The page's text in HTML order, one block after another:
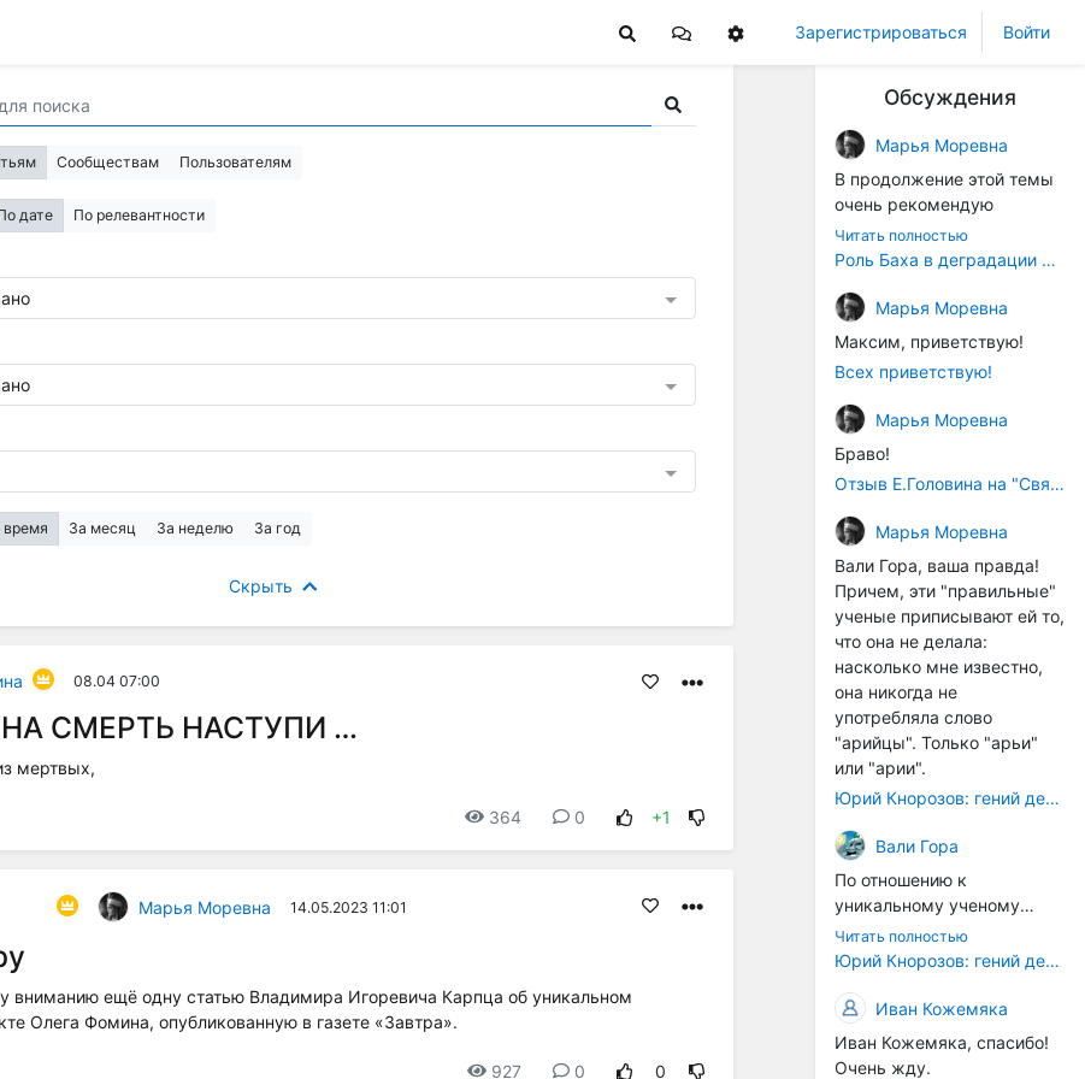
Зарегистрироваться Войти
Сообществам Пользователям
дате По релевантности
время За месяц За неделю За год
Скрыть
08.04 07:00
СМЕРТЬ НАСТУПИ …
мертвых,
364 0 +1
Марья Моревна 14.05.2023 11:01
вниманию ещё одну статью Владимира Игоревича Карпца об уникальном
Олега Фомина, опубликованную в газете «Завтра».
927 0 0
Обсуждения
Марья Моревна
В продолжение этой темы
очень рекомендую
книжечку "Музыка в
истории культуры" (автор -
Аллегро-Пресс, 1994 год).
Вот некоторые выдержки:
"...Звуковысотная шкала в
музыке древних греков
строилась в соответствии с
найденными опытным
путём частотными
интервалов (т.е.
расстояний между
тонами): чистой квинты
(3:2), чистой кварты (4:3) и
октавы (2:1). Эти
интервалы соотнесены в
настройке так называемой
"Лиры Орфея". ... Иным
смыслом наделена
идеальная
более позднего
европейского способа
градуирования высотной
шкалы. В его основе лежит
открытие частичных тонов.
... В такой системе часть
содержит в себе целое, т.е.
все остальные части и
закон их соотношения. Не
часть есть проекция
целого (как в звуковой
Читать полностью
Роль Баха в деградации музыки
Марья Моревна
Максим, приветствую!
Всех приветствую!
Марья Моревна
Браво!
Отзыв Е.Головина на "Священную Артанию" (2005)
Марья Моревна
Вали Гора, ваша правда!
Причем, эти "правильные"
ученые приписывают ей то,
что она не делала:
насколько мне известно,
она никогда не
употребляла слово
"арийцы". Только "арьи"
или "арии".
Юрий Кнорозов: гений дешифровки
Вали Гора
По отношению к
уникальному ученому
Светлане Жарниковой
были применены схожие
защитила кандидатскую
диссертацию (ей даже
хотели сразу дать
Читать полностью
Юрий Кнорозов: гений дешифровки
Иван Кожемяка
Иван Кожемяка, спасибо!
Очень жду.